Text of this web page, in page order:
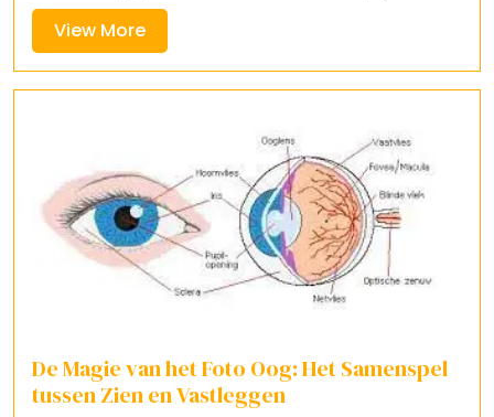
View MoreView
More
De Magie van het Foto Oog: Het Samenspel
tussen Zien en Vastleggen